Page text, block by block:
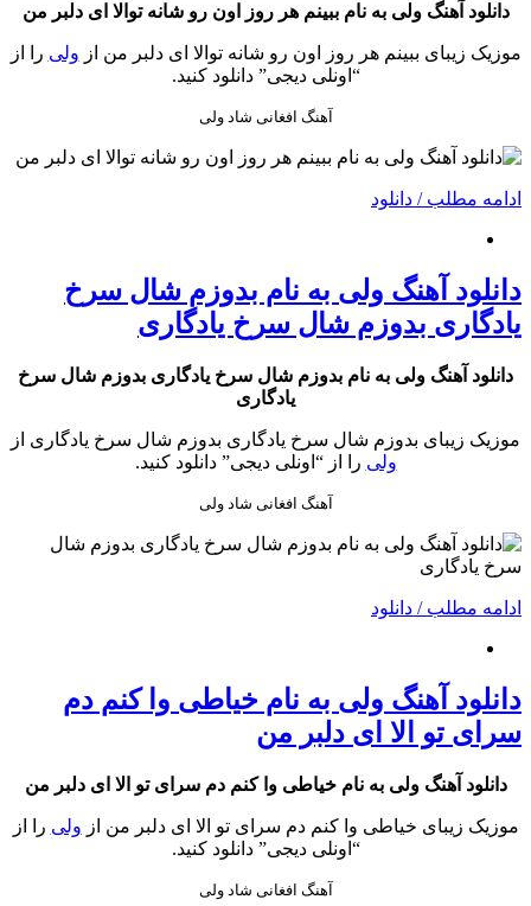
دانلود آهنگ ولی به نام ببینم هر روز اون رو شانه توالا ای دلبر من
موزیک زیبای ببینم هر روز اون رو شانه توالا ای دلبر من از ولی را از
“اونلی دیجی” دانلود کنید.
آهنگ افغانی شاد ولی
ادامه مطلب / دانلود
دانلود آهنگ ولی به نام بدوزم شال سرخ
یادگاری بدوزم شال سرخ یادگاری
دانلود آهنگ ولی به نام بدوزم شال سرخ یادگاری بدوزم شال سرخ
یادگاری
موزیک زیبای بدوزم شال سرخ یادگاری بدوزم شال سرخ یادگاری از
ولی را از “اونلی دیجی” دانلود کنید.
آهنگ افغانی شاد ولی
ادامه مطلب / دانلود
دانلود آهنگ ولی به نام خیاطی وا کنم دم
سرای تو الا ای دلبر من
دانلود آهنگ ولی به نام خیاطی وا کنم دم سرای تو الا ای دلبر من
موزیک زیبای خیاطی وا کنم دم سرای تو الا ای دلبر من از ولی را از
“اونلی دیجی” دانلود کنید.
آهنگ افغانی شاد ولی